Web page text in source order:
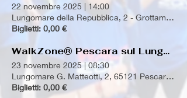
22 novembre 2025 | 14:00
Lungomare della Repubblica, 2 - Grottammare
Biglietti: 0,00 €
WalkZone® Pescara sul Lungomare
23 novembre 2025 | 08:30
Lungomare G. Matteotti, 2, 65121 Pescara PE,
Biglietti: 0,00 €